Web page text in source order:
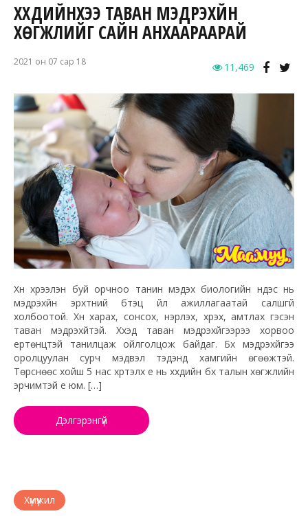
ХҮҮХДИЙНХЭЭ ТАВАН МЭДРЭХҮЙН
ХӨГЖЛИЙГ САЙН АНХААРААРАЙ
2021 он 07 сар 18 11,469
Хүн хүрээлэн буй орчноо танин мэдэх биологийн үндэс нь
мэдрэхүйн эрхтний бүтэц үйл ажиллагаатай салшгүй
холбоотой. Хүн харах, сонсох, үнэрлэх, хүрэх, амтлах гэсэн
таван мэдрэхүйтэй. Хүүхэд таван мэдрэхүйгээрээ хорвоо
ертөнцтэй танилцаж ойлголцож байдаг. Бүх мэдрэхүйгээ
оролцуулан сурч мэдвэл тэдэнд хамгийн өгөөжтэй.
Төрснөөс хойш 5 нас хүртэлх үе нь хүүхдийн бүх талын хөгжлийн
эрчимтэй үе юм. […]
Дэлгэрэнгүй
Хүмүүжил